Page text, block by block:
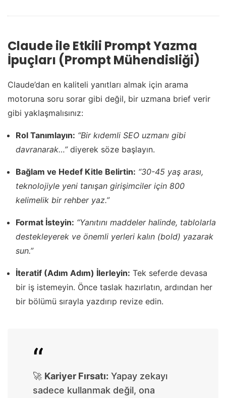
Claude ile Etkili Prompt Yazma
İpuçları (Prompt Mühendisliği)
Claude’dan en kaliteli yanıtları almak için arama
motoruna soru sorar gibi değil, bir uzmana brief verir
gibi yaklaşmalısınız:
Rol Tanımlayın: “Bir kıdemli SEO uzmanı gibi
davranarak…”diyerek söze başlayın.
Bağlam ve Hedef Kitle Belirtin: “30-45 yaş arası,
teknolojiyle yeni tanışan girişimciler için 800
kelimelik bir rehber yaz.”
Format İsteyin: “Yanıtını maddeler halinde, tablolarla
destekleyerek ve önemli yerleri kalın (bold) yazarak
sun.”
İteratif (Adım Adım) İlerleyin: Tek seferde devasa
bir iş istemeyin. Önce taslak hazırlatın, ardından her
bir bölümü sırayla yazdırıp revize edin.
🚀 Kariyer Fırsatı: Yapay zekayı
sadece kullanmak değil, ona